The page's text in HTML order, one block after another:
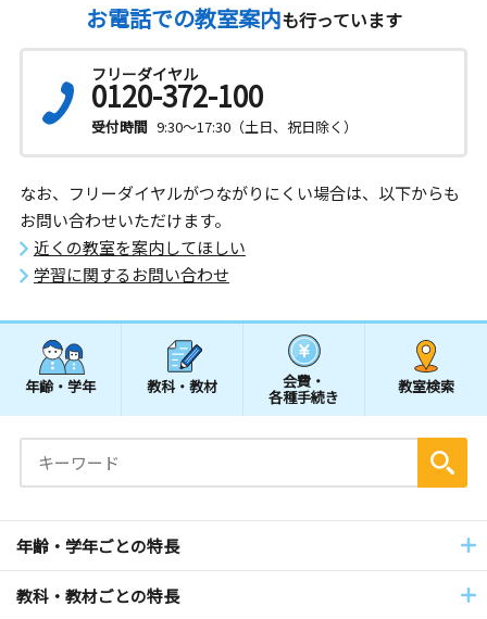
お電話での教室案内も行っています
フリーダイヤル
0120-372-100
受付時間 9:30～17:30（土日、祝日除く）
なお、フリーダイヤルがつながりにくい場合は、以下からも
お問い合わせいただけます。
近くの教室を案内してほしい
学習に関するお問い合わせ
年齢・学年 教科・教材 会費・
各種手続き
教室検索
年齢・学年ごとの特長
教科・教材ごとの特長